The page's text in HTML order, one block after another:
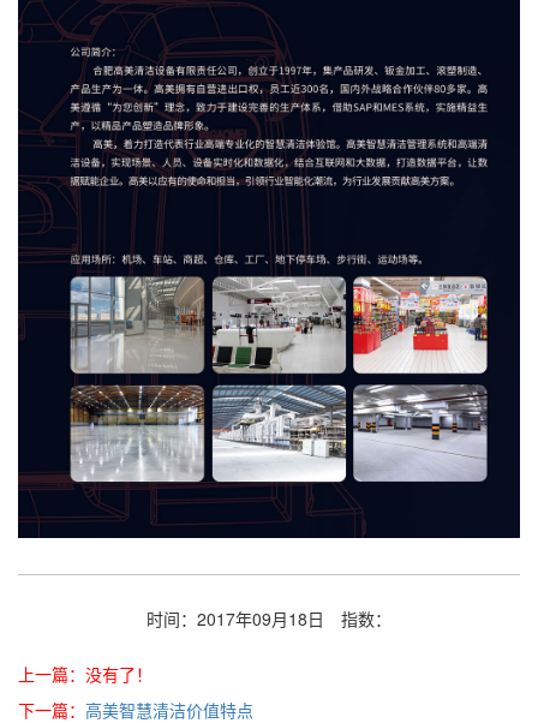
时间：2017年09月18日 指数：
上一篇：没有了！
下一篇： 高美智慧清洁价值特点